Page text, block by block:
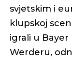
svjetskim i
klupskoj
igrali u
Werderu,